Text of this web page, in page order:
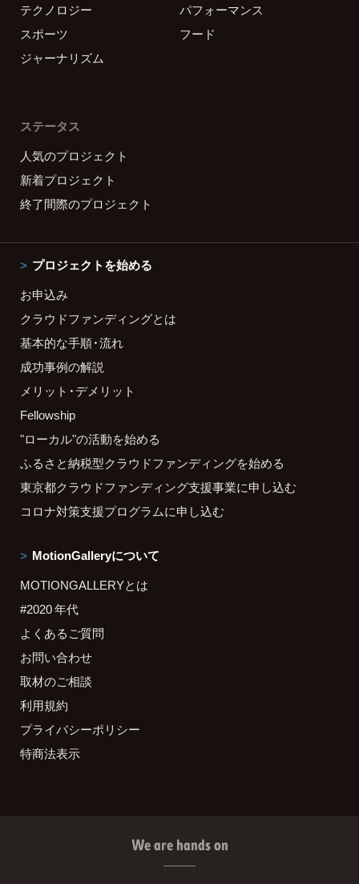
テクノロジー
パフォーマンス
スポーツ
フード
ジャーナリズム
ステータス
人気のプロジェクト
新着プロジェクト
終了間際のプロジェクト
プロジェクトを始める
お申込み
クラウドファンディングとは
基本的な手順・流れ
成功事例の解説
メリット・デメリット
Fellowship
"ローカル"の活動を始める
ふるさと納税型クラウドファンディングを始める
東京都クラウドファンディング支援事業に申し込む
コロナ対策支援プログラムに申し込む
MotionGalleryについて
MOTIONGALLERYとは
#2020 年代
よくあるご質問
お問い合わせ
取材のご相談
利用規約
プライバシーポリシー
特商法表示
We are hands on